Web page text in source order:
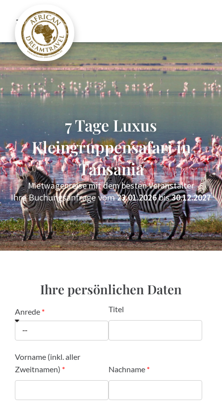
7 Tage Luxus
Kleingruppensafari in
Tansania
Mietwagenreise mit dem besten Veranstalter
Ihre Buchungsanfrage vom23.01.2026bis30.12.2027
Ihre persönlichen Daten
Anrede Titel
Vorname (inkl. aller
Zweitnamen)
Nachname